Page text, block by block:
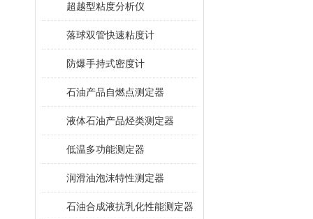
超越型粘度分析仪
落球双管快速粘度计
防爆手持式密度计
石油产品自燃点测定器
液体石油产品烃类测定器
低温多功能测定器
润滑油泡沫特性测定器
石油合成液抗乳化性能测定器